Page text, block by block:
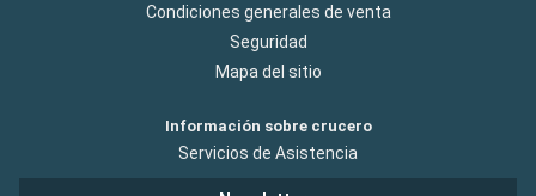
Condiciones generales de venta
Seguridad
Mapa del sitio
Información sobre crucero
Servicios de Asistencia